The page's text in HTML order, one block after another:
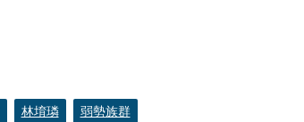
林堉璘
弱勢族群